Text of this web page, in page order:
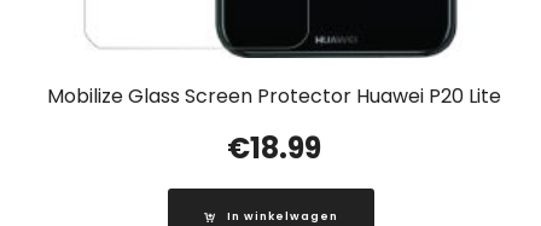
Mobilize Glass Screen Protector Huawei P20 Lite
€18.99
In winkelwagen